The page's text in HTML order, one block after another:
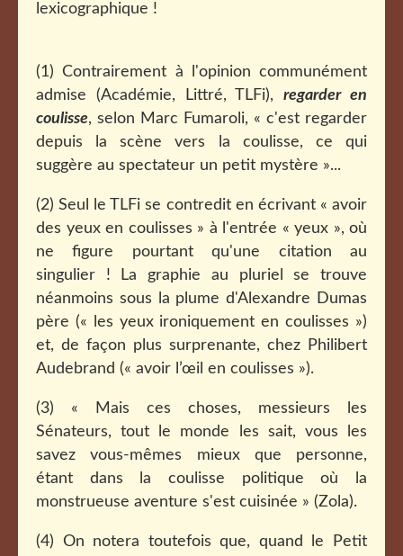
lexicographique !
(1) Contrairement à l'opinion communément
admise (Académie, Littré, TLFi),regarder en
coulisse, selon Marc Fumaroli, « c'est regarder
depuis la scène vers la coulisse, ce qui
suggère au spectateur un petit mystère »...
(2) Seul le TLFi se contredit en écrivant « avoir
des yeux en coulisses » à l'entrée « yeux », où
ne figure pourtant qu'une citation au
singulier ! La graphie au pluriel se trouve
néanmoins sous la plume d'Alexandre Dumas
père (« les yeux ironiquement en coulisses »)
et, de façon plus surprenante, chez Philibert
Audebrand (« avoir l’œil en coulisses »).
(3) « Mais ces choses, messieurs les
Sénateurs, tout le monde les sait, vous les
savez vous-mêmes mieux que personne,
étant dans la coulisse politique où la
monstrueuse aventure s'est cuisinée » (Zola).
(4) On notera toutefois que, quand le Petit